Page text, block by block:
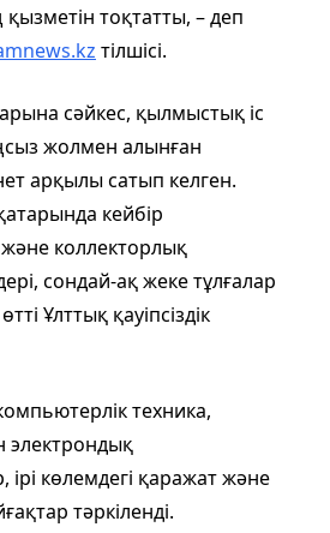
тоқтатты, – деп
тілшісі.
сәйкес, қылмыстық іс
жолмен алынған
арқылы сатып келген.
кейбір
коллекторлық
сондай-ақ жеке тұлғалар
Ұлттық қауіпсіздік
техника,
электрондық
көлемдегі қаражат және
тәркіленді.